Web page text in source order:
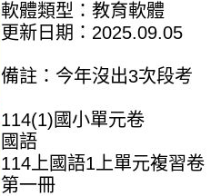
軟體類型：教育軟體
更新日期：2025.09.05
備註：今年沒出3次段考
114(1)國小單元卷
國語
114上國語1上單元複習卷
第一冊